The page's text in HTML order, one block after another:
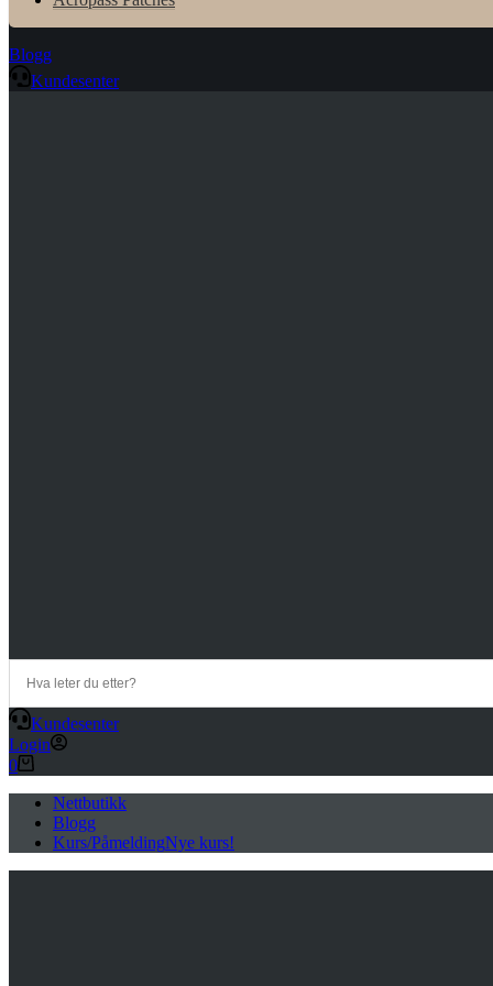
Blogg
Kundesenter
Kundesenter
Login
Handlekurv
0
Nettbutikk
Blogg
Kurs/PåmeldingNye kurs!